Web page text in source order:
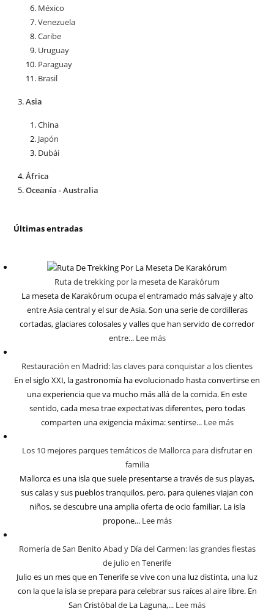
México
Venezuela
Caribe
Uruguay
Paraguay
Brasil
Asia
China
Japón
Dubái
África
Oceanía - Australia
Últimas entradas
Ruta de trekking por la meseta de Karakórum
La meseta de Karakórum ocupa el entramado más salvaje y alto
entre Asia central y el sur de Asia. Son una serie de cordilleras
cortadas, glaciares colosales y valles que han servido de corredor
entre... Lee más
Restauración en Madrid: las claves para conquistar a los clientes
En el siglo XXI, la gastronomía ha evolucionado hasta convertirse en
una experiencia que va mucho más allá de la comida. En este
sentido, cada mesa trae expectativas diferentes, pero todas
comparten una exigencia máxima: sentirse... Lee más
Los 10 mejores parques temáticos de Mallorca para disfrutar en
familia
Mallorca es una isla que suele presentarse a través de sus playas,
sus calas y sus pueblos tranquilos, pero, para quienes viajan con
niños, se descubre una amplia oferta de ocio familiar. La isla
propone... Lee más
Romería de San Benito Abad y Día del Carmen: las grandes fiestas
de julio en Tenerife
Julio es un mes que en Tenerife se vive con una luz distinta, una luz
con la que la isla se prepara para celebrar sus raíces al aire libre. En
San Cristóbal de La Laguna,... Lee más